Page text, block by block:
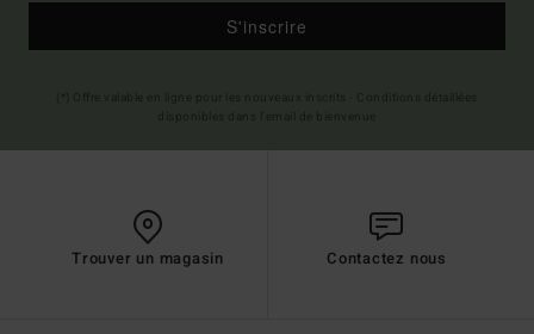
S'inscrire
Trouver un magasin Contactez nous